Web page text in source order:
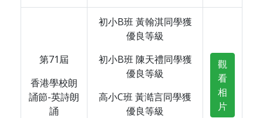
第71屆
香港學校朗
誦節-英詩朗
誦
初小B班 黃翰淇同學獲
優良等級
初小B班 陳天禮同學獲
優良等級
高小C班 黃澔言同學獲
優良等級
觀
看
相
片